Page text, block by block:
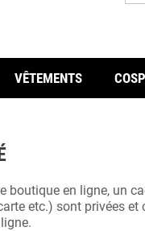
VÊTEMENTS
boutique en ligne, un
etc.) sont privées